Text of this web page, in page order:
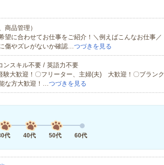
商品管理）
望に合わせてお仕事をご紹介！＼例えばこんなお仕事／
傷やズレがないか確認…つづきを見る
ンスキル不要 / 英語力不要
験大歓迎！〇フリーター、主婦(夫) 大歓迎！〇ブランク
な方大歓迎！…つづきを見る
代 40代 50代 60代